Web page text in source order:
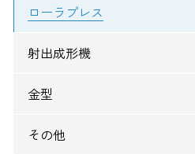
ローラプレス
射出成形機
金型
その他